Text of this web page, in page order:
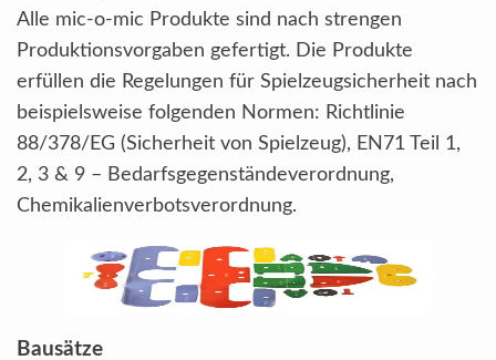
Alle mic-o-mic Produkte sind nach strengen
Produktionsvorgaben gefertigt. Die Produkte
erfüllen die Regelungen für Spielzeugsicherheit nach
beispielsweise folgenden Normen: Richtlinie
88/378/EG (Sicherheit von Spielzeug), EN71 Teil 1,
2, 3 & 9 – Bedarfsgegenständeverordnung,
Chemikalienverbotsverordnung.
Bausätze